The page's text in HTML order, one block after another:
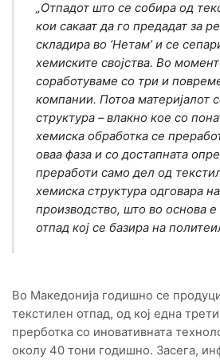
„Отпадот што се собира од
кои сакаат да го предадат за
складира во ‘Нетам’ и се
хемиските својства. Во
соработуваме со три и
компании. Потоа материјалот
структура – влакно кое со
хемиска обработка се
оваа фаза и со достапната
преработи само дел од
хемиска структура одговара
производство, што во основа е
отпад кој се базира на
Во Македонија годишно се
текстилен отпад, од кој една
прерботка со иновативната
околу 40 тони годишно. Засега,